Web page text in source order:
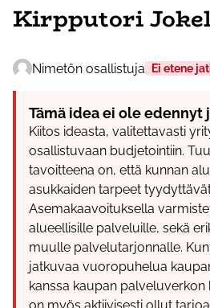
Kirpputori
Nimetön osallistuja Ei etene
Tämä idea ei ole edennyt
Kiitos ideasta, valitettavasti
osallistuvaan budjetointiin.
tavoitteena on, että kunnan
asukkaiden tarpeet
Asemakaavoituksella
alueellisille palveluille, sekä
muulle palvelutarjonnalle.
jatkuvaa vuoropuhelua
kanssa kaupan palveluverkon